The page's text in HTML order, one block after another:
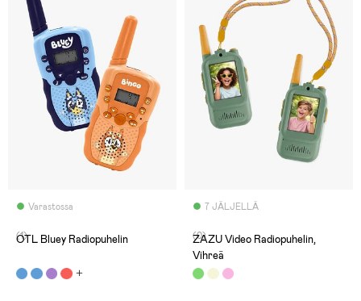
Varastossa
(1)
OTL Bluey Radiopuhelin
7 JÄLJELLÄ
(0)
ZAZU Video Radiopuhelin,
Vihreä